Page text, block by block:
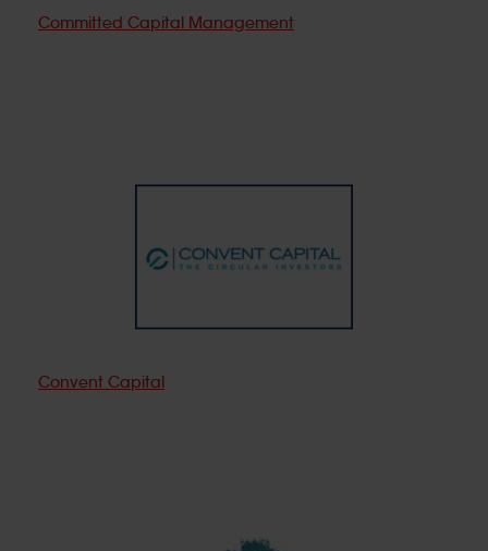
Committed Capital Management
Convent Capital